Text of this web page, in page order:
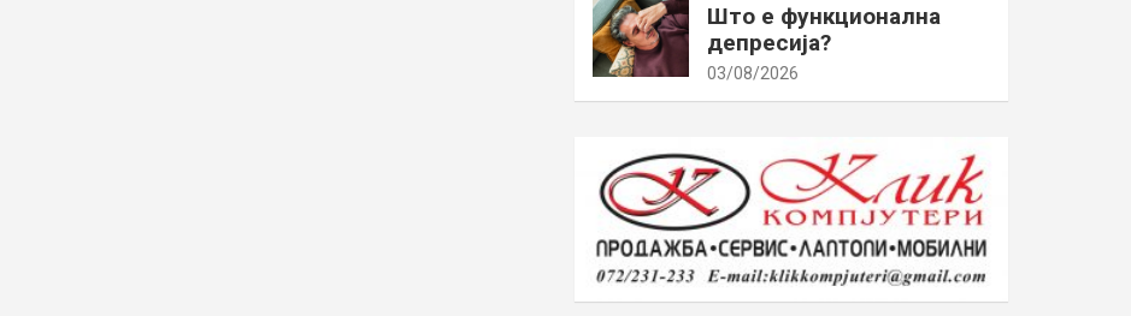
Што е функционална
депресија?
03/08/2026